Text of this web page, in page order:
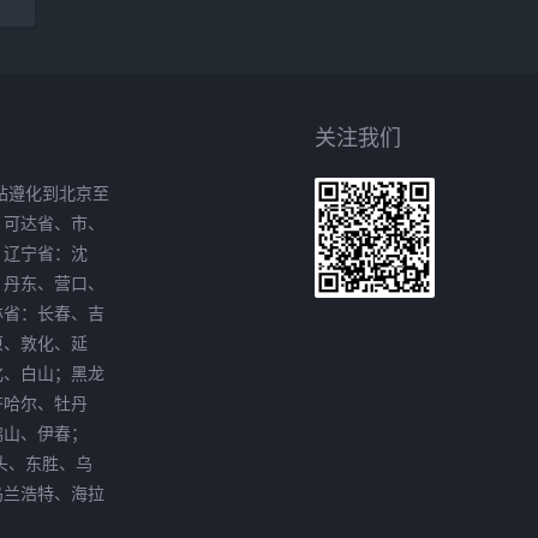
遵化到北京至
达省、市、
宁省：沈
东、营口、
：长春、吉
敦化、延
白山；黑龙
尔、牡丹
、伊春；
东胜、乌
浩特、海拉
关注我们